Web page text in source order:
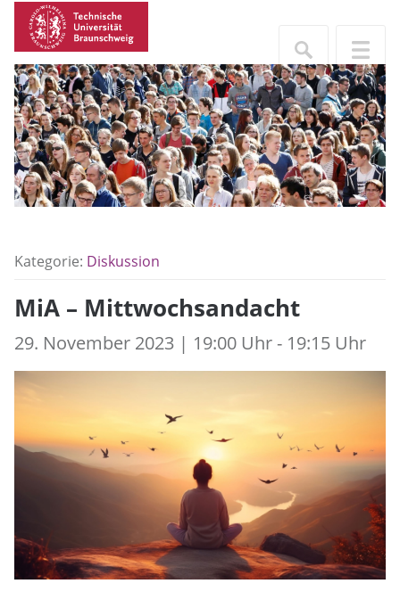
Kategorie: Diskussion
MiA – Mittwochsandacht
29. November 2023 | 19:00 Uhr - 19:15 Uhr